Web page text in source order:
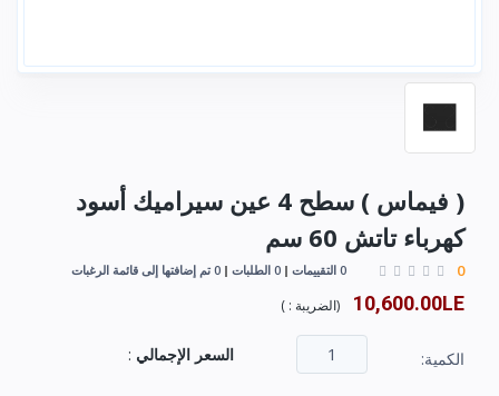
( فیماس ) سطح 4 عین سيراميك أسود
كهرباء تاتش 60 سم
0 0 التقييمات 0 الطلبات 0 تم إضافتها إلى قائمة الرغبات
10,600.00LE
(الضريبة : )
الكمية: السعر الإجمالي :